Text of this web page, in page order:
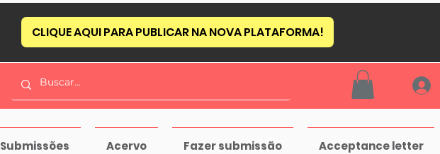
CLIQUE AQUI PARA PUBLICAR NA NOVA PLATAFORMA!
Submissões Acervo Fazer submissão Acceptance letter